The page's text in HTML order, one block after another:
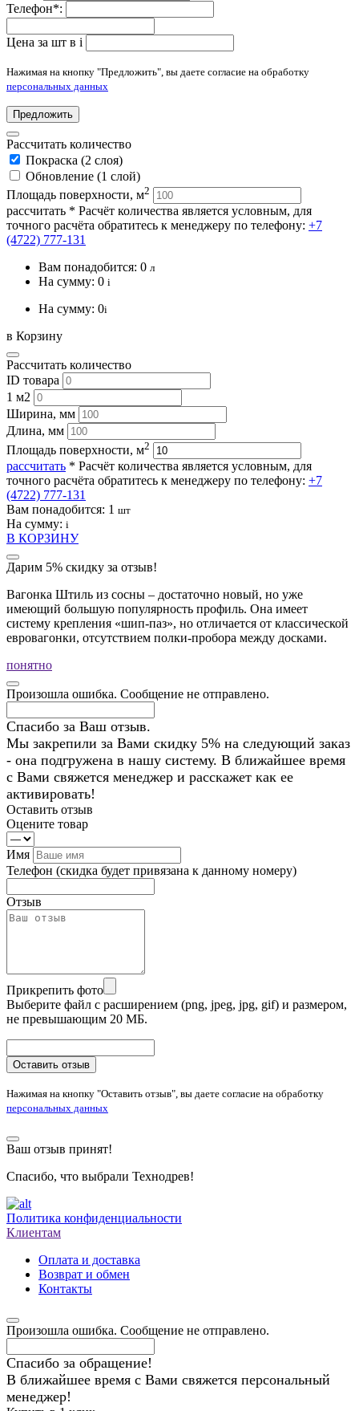
Телефон*:
Цена за шт в i
Нажимая на кнопку "Предложить", вы даете согласие на обработку
персональных данных
Предложить
Рассчитать количество
Покраска (2 слоя)
Обновление (1 слой)
Площадь поверхности, м2
рассчитать * Расчёт количества является условным, для
точного расчёта обратитесь к менеджеру по телефону: +7
(4722) 777-131
Вам понадобится: 0 л
На сумму: 0 i
На сумму: 0i
в Корзину
Рассчитать количество
ID товара
1 м2
Ширина, мм
Длина, мм
Площадь поверхности, м2
рассчитать * Расчёт количества является условным, для
точного расчёта обратитесь к менеджеру по телефону: +7
(4722) 777-131
Вам понадобится: 1 шт
На сумму: i
В КОРЗИНУ
Дарим 5% скидку за отзыв!
Вагонка Штиль из сосны – достаточно новый, но уже
имеющий большую популярность профиль. Она имеет
систему крепления «шип-паз», но отличается от классической
евровагонки, отсутствием полки-пробора между досками.
понятно
Произошла ошибка. Сообщение не отправлено.
Спасибо за Ваш отзыв.
Мы закрепили за Вами скидку 5% на следующий заказ
- она подгружена в нашу систему. В ближайшее время
с Вами свяжется менеджер и расскажет как ее
активировать!
Оставить отзыв
Оцените товар
Имя
Телефон (скидка будет привязана к данному номеру)
Отзыв
Прикрепить фото
Выберите файл с расширением (png, jpeg, jpg, gif) и размером,
не превышающим 20 МБ.
Оставить отзыв
Нажимая на кнопку "Оставить отзыв", вы даете согласие на обработку
персональных данных
Ваш отзыв принят!
Спасибо, что выбрали Технодрев!
Политика конфиденциальности
Клиентам
Оплата и доставка
Возврат и обмен
Контакты
Произошла ошибка. Сообщение не отправлено.
Спасибо за обращение!
В ближайшее время с Вами свяжется персональный
менеджер!